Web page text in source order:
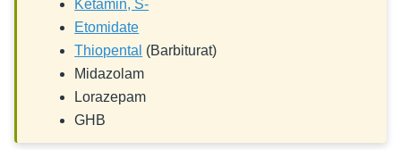
Ketamin, S-
Etomidate
Thiopental (Barbiturat)
Midazolam
Lorazepam
GHB